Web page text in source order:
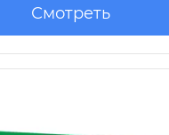
Смотреть